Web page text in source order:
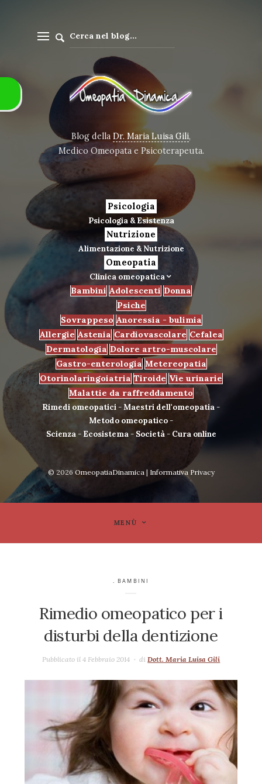
Blog della Dr. Maria Luisa Gili,
Medico Omeopata e Psicoterapeuta.
Psicologia
Psicologia & Esistenza
Nutrizione
Alimentazione & Nutrizione
Omeopatia
Clinica omeopatica
Bambini Adolescenti Donna
Psiche
Sovrappeso Anoressia - bulimia
Allergie Astenia Cardiovascolare Cefalea
Dermatologia Dolore artro-muscolare
Gastro-enterologia Metereopatia
Otorinolaringoiatria Tiroide Vie urinarie
Malattie da raffreddamento
Rimedi omeopatici -Maestri dell'omeopatia-
Metodo omeopatico-
Scienza- Ecosistema- Società- Cura online
© 2026 OmeopatiaDinamica| Informativa Privacy
MENÙ
. BAMBINI
Rimedio omeopatico per i
disturbi della dentizione
Pubblicato il 4 Febbraio 2014 diDott. Maria Luisa Gili